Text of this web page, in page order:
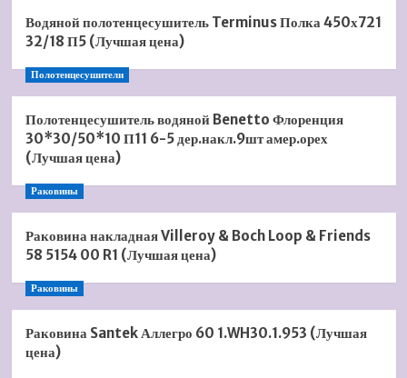
Водяной полотенцесушитель Terminus Полка 450х721
32/18 П5 (Лучшая цена)
Полотенцесушители
Полотенцесушитель водяной Benetto Флоренция
30*30/50*10 П11 6-5 дер.накл.9шт амер.орех
(Лучшая цена)
Раковины
Раковина накладная Villeroy & Boch Loop & Friends
58 5154 00 R1 (Лучшая цена)
Раковины
Раковина Santek Аллегро 60 1.WH30.1.953 (Лучшая
цена)